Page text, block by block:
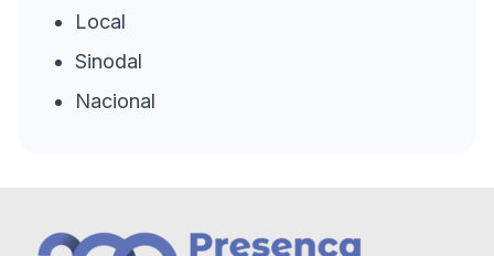
Local
Sinodal
Nacional